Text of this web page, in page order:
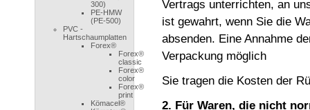
Vertrags unterrichten, an
ist gewahrt, wenn Sie die
absenden. Eine Annahme
Verpackung möglich
Sie tragen die Kosten der
2. Für Waren, die nicht
300)
PE-HMW
(PE-500)
PVC -
Hartschaumplatten
Forex®
Forex®
classic
Forex®
color
Forex®
print
Kömacel®